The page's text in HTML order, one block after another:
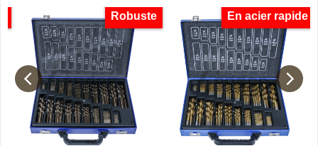
Robuste En acier rapide